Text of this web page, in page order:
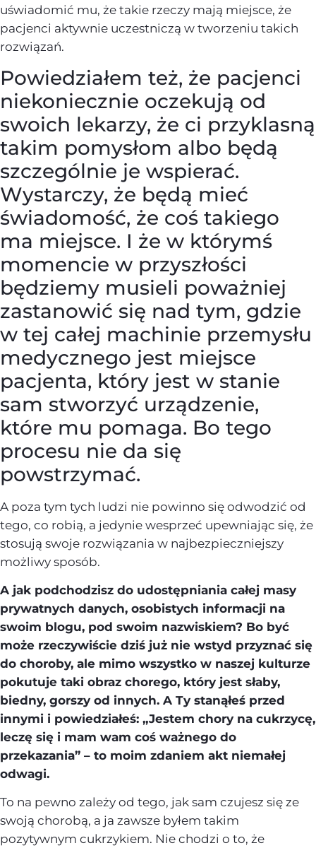
uświadomić mu, że takie rzeczy mają miejsce, że
pacjenci aktywnie uczestniczą w tworzeniu takich
rozwiązań.
Powiedziałem też, że pacjenci
niekoniecznie oczekują od
swoich lekarzy, że ci przyklasną
takim pomysłom albo będą
szczególnie je wspierać.
Wystarczy, że będą mieć
świadomość, że coś takiego
ma miejsce. I że w którymś
momencie w przyszłości
będziemy musieli poważniej
zastanowić się nad tym, gdzie
w tej całej machinie przemysłu
medycznego jest miejsce
pacjenta, który jest w stanie
sam stworzyć urządzenie,
które mu pomaga. Bo tego
procesu nie da się
powstrzymać.
A poza tym tych ludzi nie powinno się odwodzić od
tego, co robią, a jedynie wesprzeć upewniając się, że
stosują swoje rozwiązania w najbezpieczniejszy
możliwy sposób.
A jak podchodzisz do udostępniania całej masy
prywatnych danych, osobistych informacji na
swoim blogu, pod swoim nazwiskiem? Bo być
może rzeczywiście dziś już nie wstyd przyznać się
do choroby, ale mimo wszystko w naszej kulturze
pokutuje taki obraz chorego, który jest słaby,
biedny, gorszy od innych. A Ty stanąłeś przed
innymi i powiedziałeś: „Jestem chory na cukrzycę,
leczę się i mam wam coś ważnego do
przekazania” – to moim zdaniem akt niemałej
odwagi.
To na pewno zależy od tego, jak sam czujesz się ze
swoją chorobą, a ja zawsze byłem takim
pozytywnym cukrzykiem. Nie chodzi o to, że